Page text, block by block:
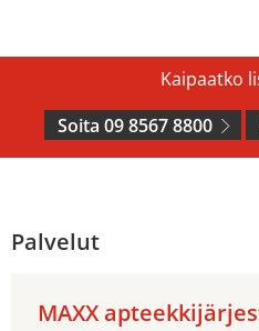
Kaipaatko
Soita 09 8567 8800
Palvelut
MAXX